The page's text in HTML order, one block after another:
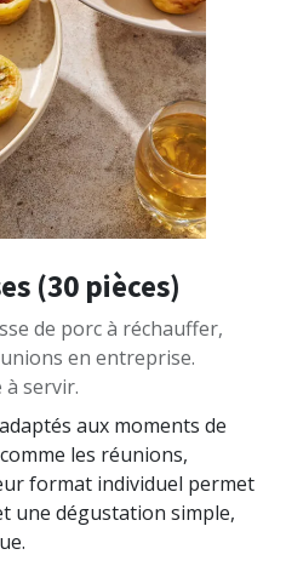
(30 pièces)
de porc à réchauffer,
en entreprise.
à servir.
aux moments de
les réunions,
format individuel permet
une dégustation simple,